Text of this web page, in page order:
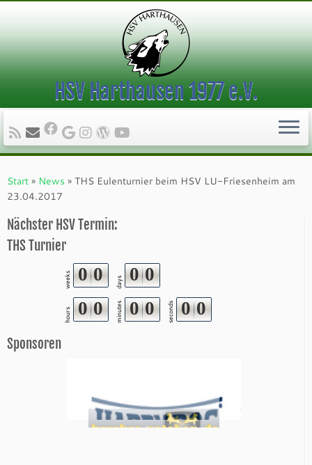
Inhalt
springen
HSV Harthausen 1977 e.V.
Start » News » THS Eulenturnier beim HSV LU-Friesenheim am
23.04.2017
Nächster HSV Termin:
THS Turnier
weeks 0 0 days 0 0
hours 0 0 minutes 0 0 seconds 0 0
Sponsoren